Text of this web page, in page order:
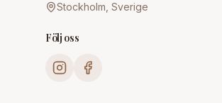
Stockholm, Sverige
Följ oss